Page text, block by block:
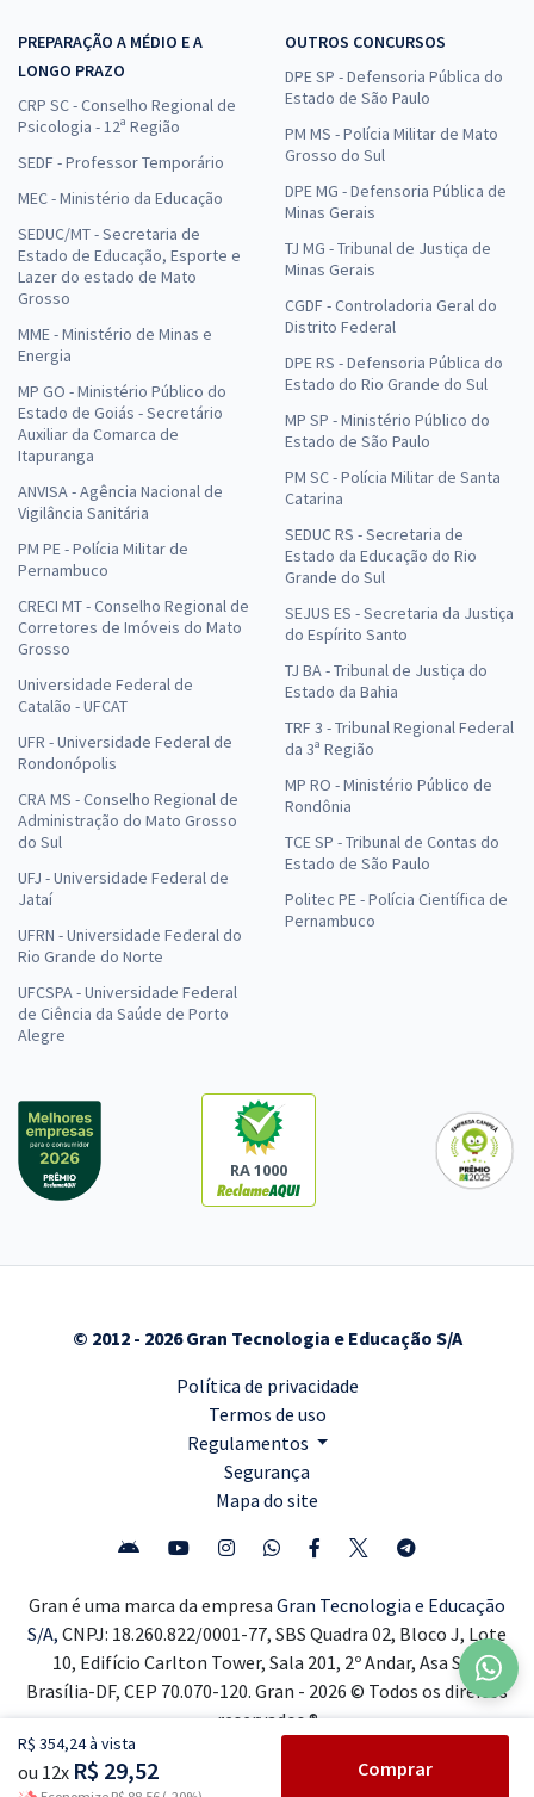
R$ 354,24 à vista
ou 12x R$ 29,52 Comprar
PREPARAÇÃO A MÉDIO E A
LONGO PRAZO
CRP SC - Conselho Regional de
Psicologia - 12ª Região
SEDF - Professor Temporário
MEC - Ministério da Educação
SEDUC/MT - Secretaria de
Estado de Educação, Esporte e
Lazer do estado de Mato
Grosso
MME - Ministério de Minas e
Energia
MP GO - Ministério Público do
Estado de Goiás - Secretário
Auxiliar da Comarca de
Itapuranga
ANVISA - Agência Nacional de
Vigilância Sanitária
PM PE - Polícia Militar de
Pernambuco
CRECI MT - Conselho Regional de
Corretores de Imóveis do Mato
Grosso
Universidade Federal de
Catalão - UFCAT
UFR - Universidade Federal de
Rondonópolis
CRA MS - Conselho Regional de
Administração do Mato Grosso
do Sul
UFJ - Universidade Federal de
Jataí
UFRN - Universidade Federal do
Rio Grande do Norte
UFCSPA - Universidade Federal
de Ciência da Saúde de Porto
Alegre
OUTROS CONCURSOS
DPE SP - Defensoria Pública do
Estado de São Paulo
PM MS - Polícia Militar de Mato
Grosso do Sul
DPE MG - Defensoria Pública de
Minas Gerais
TJ MG - Tribunal de Justiça de
Minas Gerais
CGDF - Controladoria Geral do
Distrito Federal
DPE RS - Defensoria Pública do
Estado do Rio Grande do Sul
MP SP - Ministério Público do
Estado de São Paulo
PM SC - Polícia Militar de Santa
Catarina
SEDUC RS - Secretaria de
Estado da Educação do Rio
Grande do Sul
SEJUS ES - Secretaria da Justiça
do Espírito Santo
TJ BA - Tribunal de Justiça do
Estado da Bahia
TRF 3 - Tribunal Regional Federal
da 3ª Região
MP RO - Ministério Público de
Rondônia
TCE SP - Tribunal de Contas do
Estado de São Paulo
Politec PE - Polícia Científica de
Pernambuco
RA 1000
© 2012 - 2026 Gran Tecnologia e Educação S/A
Política de privacidade
Termos de uso
Regulamentos
Segurança
Mapa do site
Gran é uma marca da empresa Gran Tecnologia e Educação
S/A, CNPJ: 18.260.822/0001-77, SBS Quadra 02, Bloco J, Lote
10, Edifício Carlton Tower, Sala 201, 2º Andar, Asa Sul,
Brasília-DF, CEP 70.070-120. Gran - 2026 © Todos os direitos
reservados ®